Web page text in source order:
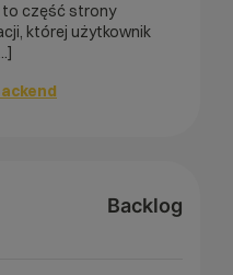
to część strony
której użytkownik
Backlog